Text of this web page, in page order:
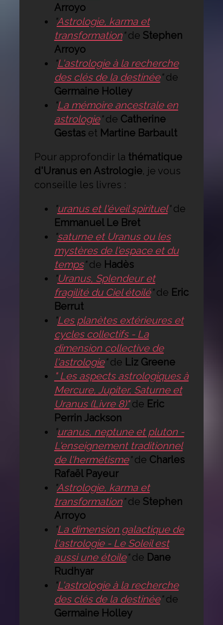
Arroyo
"Astrologie, karma et
transformation"de Stephen
Arroyo
"L'astrologie à la recherche
des clés de la destinée"de
Germaine Holley
"La mémoire ancestrale en
astrologie"de Catherine
Gestaset Martine Barbault
Pour approfondir la thématique
d'Uranus en Astrologie, je vous
conseille les livres :
"uranus et l'éveil spirituel"de
Emmanuel Le Bret
"saturne et Uranus ou les
mystères de l'espace et du
temps"de Hadès
"Uranus, Splendeur et
fragilité du Ciel étoilé"de Eric
Berrut
"Les planètes extérieures et
cycles collectifs - La
dimension collective de
l'astrologie"de Liz Greene
" Les aspects astrologiques à
Mercure, Jupiter, Saturne et
Uranus (Livre 8)"de Eric
Perrin Jackson
"uranus, neptune et pluton -
L'enseignement traditionnel
de l'hermétisme"de Charles
Rafaël Payeur
"Astrologie, karma et
transformation"de Stephen
Arroyo
"La dimension galactique de
l'astrologie - Le Soleil est
aussi une étoile"de Dane
Rudhyar
"L'astrologie à la recherche
des clés de la destinée"de
Germaine Holley